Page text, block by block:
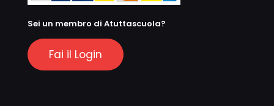
Sei un membro di Atuttascuola?
Fai il Login